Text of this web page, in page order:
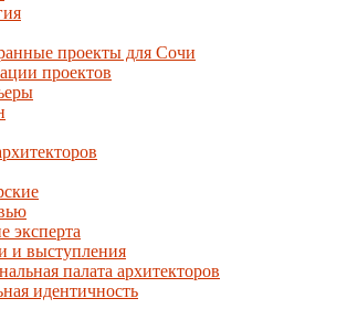
проекты для Сочи
проектов
эксперта
и выступления
палата архитекторов
идентичность